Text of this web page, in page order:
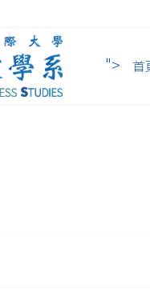
"> 首